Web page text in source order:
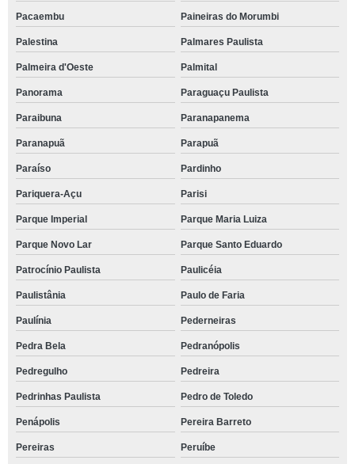
Pacaembu Paineiras do Morumbi
Palestina Palmares Paulista
Palmeira d'Oeste Palmital
Panorama Paraguaçu Paulista
Paraibuna Paranapanema
Paranapuã Parapuã
Paraíso Pardinho
Pariquera-Açu Parisi
Parque Imperial Parque Maria Luiza
Parque Novo Lar Parque Santo Eduardo
Patrocínio Paulista Paulicéia
Paulistânia Paulo de Faria
Paulínia Pederneiras
Pedra Bela Pedranópolis
Pedregulho Pedreira
Pedrinhas Paulista Pedro de Toledo
Penápolis Pereira Barreto
Pereiras Peruíbe